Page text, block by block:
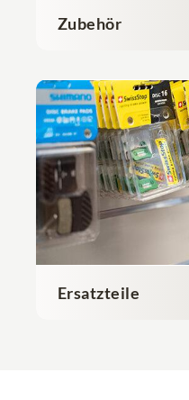
Zubehör
Ersatzteile